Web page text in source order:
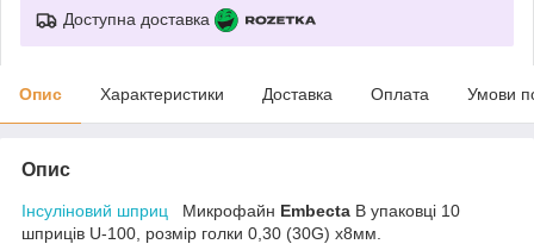
Доступна доставка
Опис Характеристики Доставка Оплата Умови
Опис
Інсуліновий шприц Микрофайн Embecta В упаковці 10
шприців U-100, розмір голки 0,30 (30G) х8мм.